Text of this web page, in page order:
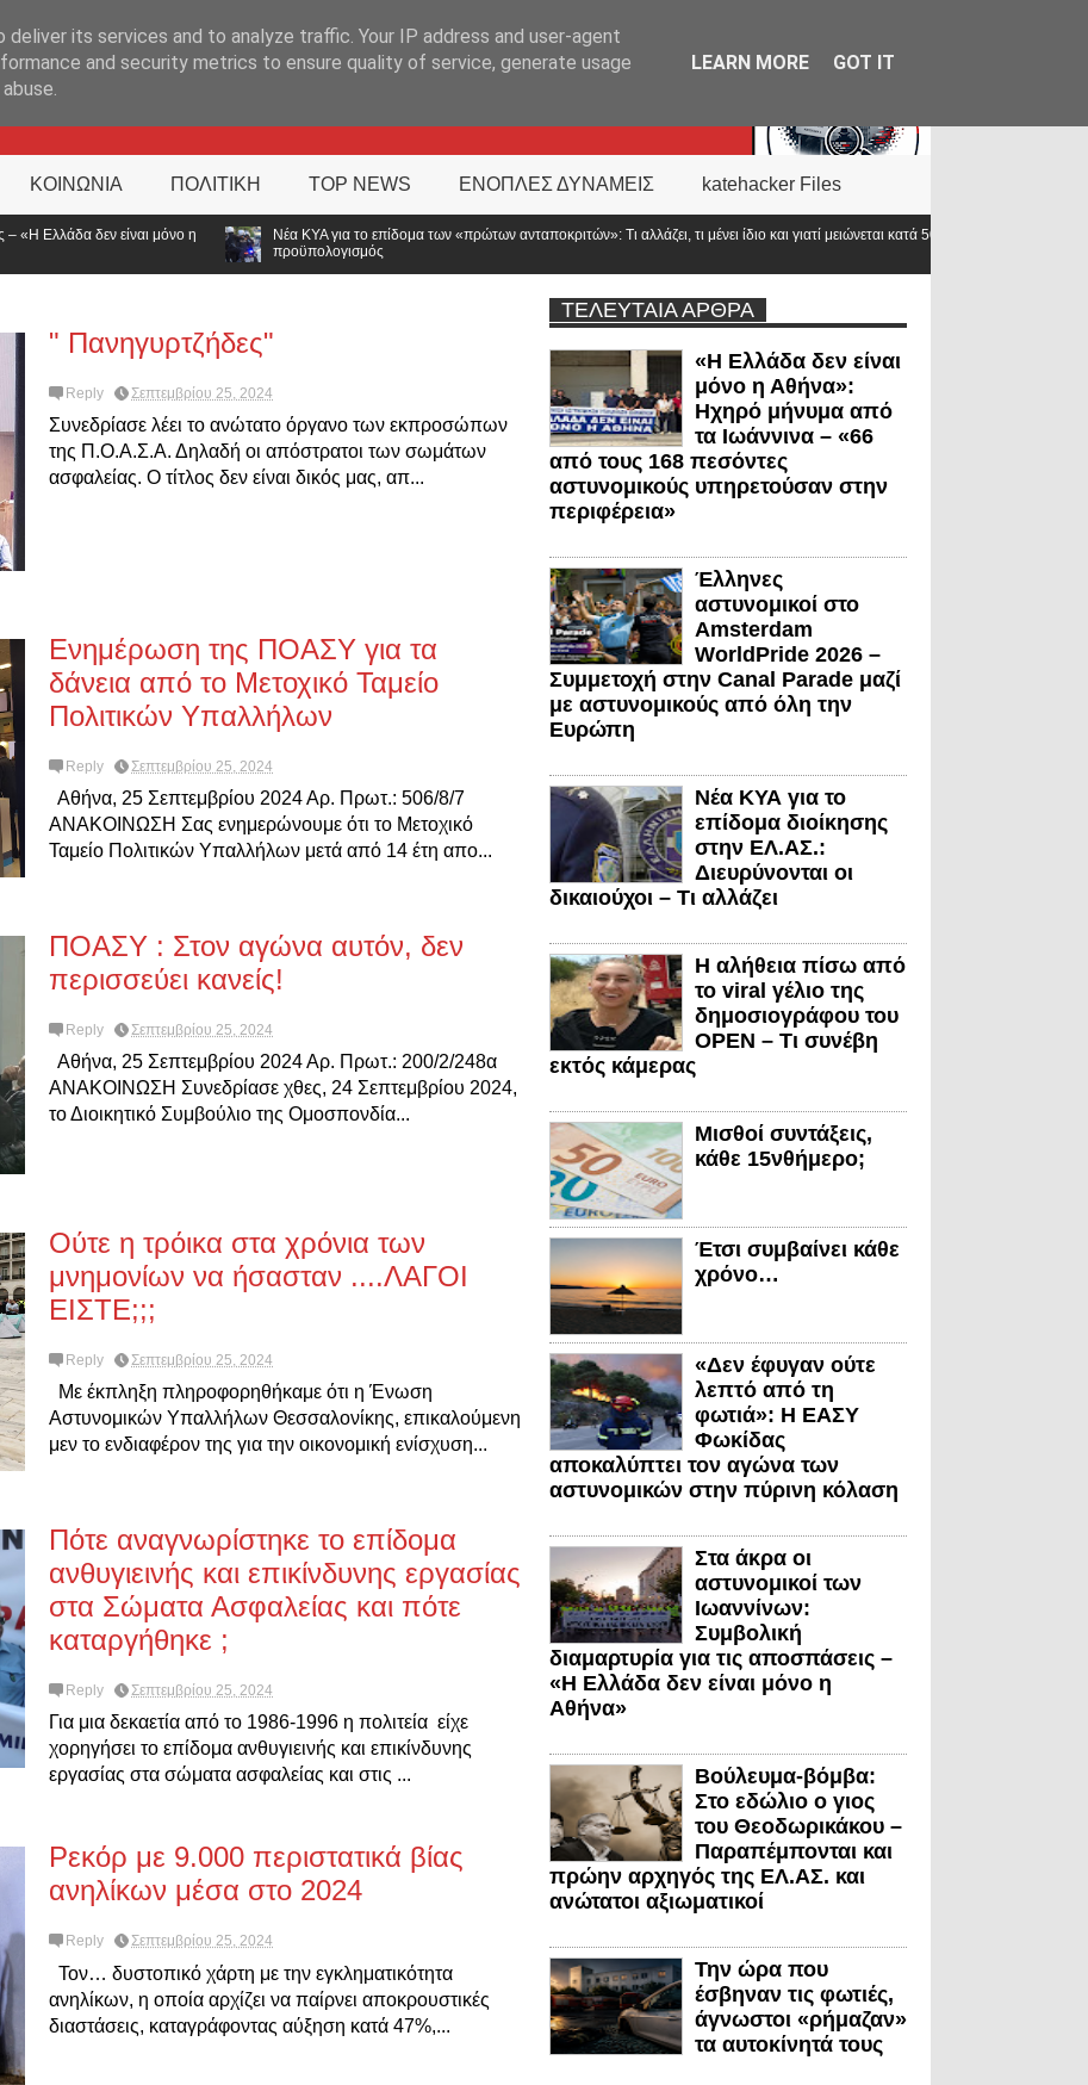
ΚΟΙΝΩΝΙΑ ΠΟΛΙΤΙΚΗ TOP NEWS ΕΝΟΠΛΕΣ ΔΥΝΑΜΕΙΣ katehacker Files
Νέα ΚΥΑ για το επίδομα των «πρώτων ανταποκριτών»: Τι αλλάζει, τι μένει ίδιο και γιατί μειώνεται κατά 50% ο
Οπλοφορία και χρήση
" Πανηγυρτζήδες"
Reply Σεπτεμβρίου 25, 2024
Συνεδρίασε λέει το ανώτατο όργανο των εκπροσώπων
της Π.Ο.Α.Σ.Α. Δηλαδή οι απόστρατοι των σωμάτων
ασφαλείας. Ο τίτλος δεν είναι δικός μας, απ...
Ενημέρωση της ΠΟΑΣΥ για τα
δάνεια από το Μετοχικό Ταμείο
Πολιτικών Υπαλλήλων
Reply Σεπτεμβρίου 25, 2024
Αθήνα, 25 Σεπτεμβρίου 2024 Αρ. Πρωτ.: 506/8/7
ΑΝΑΚΟΙΝΩΣΗ Σας ενημερώνουμε ότι το Μετοχικό
Ταμείο Πολιτικών Υπαλλήλων μετά από 14 έτη απο...
ΠΟΑΣΥ : Στον αγώνα αυτόν, δεν
περισσεύει κανείς!
Reply Σεπτεμβρίου 25, 2024
Αθήνα, 25 Σεπτεμβρίου 2024 Αρ. Πρωτ.: 200/2/248α
ΑΝΑΚΟΙΝΩΣΗ Συνεδρίασε χθες, 24 Σεπτεμβρίου 2024,
το Διοικητικό Συμβούλιο της Ομοσπονδία...
Ούτε η τρόικα στα χρόνια των
μνημονίων να ήσασταν ....ΛΑΓΟΙ
ΕΙΣΤΕ;;;
Reply Σεπτεμβρίου 25, 2024
Με έκπληξη πληροφορηθήκαμε ότι η Ένωση
Αστυνομικών Υπαλλήλων Θεσσαλονίκης, επικαλούμενη
μεν το ενδιαφέρον της για την οικονομική ενίσχυση...
Πότε αναγνωρίστηκε το επίδομα
ανθυγιεινής και επικίνδυνης εργασίας
στα Σώματα Ασφαλείας και πότε
καταργήθηκε ;
Reply Σεπτεμβρίου 25, 2024
Για μια δεκαετία από το 1986-1996 η πολιτεία είχε
χορηγήσει το επίδομα ανθυγιεινής και επικίνδυνης
εργασίας στα σώματα ασφαλείας και στις ...
Ρεκόρ με 9.000 περιστατικά βίας
ανηλίκων μέσα στο 2024
Reply Σεπτεμβρίου 25, 2024
Τον… δυστοπικό χάρτη με την εγκληματικότητα
ανηλίκων, η οποία αρχίζει να παίρνει αποκρουστικές
διαστάσεις, καταγράφοντας αύξηση κατά 47%,...
ΤΕΛΕΥΤΑΙΑ ΑΡΘΡΑ
«Η Ελλάδα δεν είναι
μόνο η Αθήνα»:
Ηχηρό μήνυμα από
τα Ιωάννινα – «66
από τους 168 πεσόντες
αστυνομικούς υπηρετούσαν στην
περιφέρεια»
Έλληνες
αστυνομικοί στο
Amsterdam
WorldPride 2026 –
Συμμετοχή στην Canal Parade μαζί
με αστυνομικούς από όλη την
Ευρώπη
Νέα ΚΥΑ για το
επίδομα διοίκησης
στην ΕΛ.ΑΣ.:
Διευρύνονται οι
δικαιούχοι – Τι αλλάζει
Η αλήθεια πίσω από
το viral γέλιο της
δημοσιογράφου του
OPEN – Τι συνέβη
εκτός κάμερας
Μισθοί συντάξεις,
κάθε 15νθήμερο;
Έτσι συμβαίνει κάθε
χρόνο…
«Δεν έφυγαν ούτε
λεπτό από τη
φωτιά»: Η ΕΑΣΥ
Φωκίδας
αποκαλύπτει τον αγώνα των
αστυνομικών στην πύρινη κόλαση
Στα άκρα οι
αστυνομικοί των
Ιωαννίνων:
Συμβολική
διαμαρτυρία για τις αποσπάσεις –
«Η Ελλάδα δεν είναι μόνο η
Αθήνα»
Βούλευμα-βόμβα:
Στο εδώλιο ο γιος
του Θεοδωρικάκου –
Παραπέμπονται και
πρώην αρχηγός της ΕΛ.ΑΣ. και
ανώτατοι αξιωματικοί
Την ώρα που
έσβηναν τις φωτιές,
άγνωστοι «ρήμαζαν»
τα αυτοκίνητά τους
its services and to analyze traffic. Your IP address and user-agent
and security metrics to ensure quality of service, generate usage
LEARN MORE GOT IT